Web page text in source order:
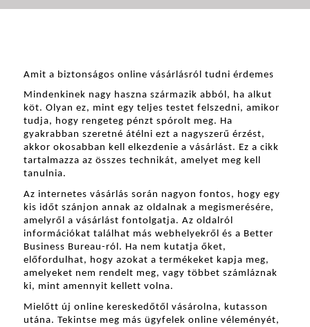
Amit a biztonságos online vásárlásról tudni érdemes
Mindenkinek nagy haszna származik abból, ha alkut
köt. Olyan ez, mint egy teljes testet felszedni, amikor
tudja, hogy rengeteg pénzt spórolt meg. Ha
gyakrabban szeretné átélni ezt a nagyszerű érzést,
akkor okosabban kell elkezdenie a vásárlást. Ez a cikk
tartalmazza az összes technikát, amelyet meg kell
tanulnia.
Az internetes vásárlás során nagyon fontos, hogy egy
kis időt szánjon annak az oldalnak a megismerésére,
amelyről a vásárlást fontolgatja. Az oldalról
információkat találhat más webhelyekről és a Better
Business Bureau-ról. Ha nem kutatja őket,
előfordulhat, hogy azokat a termékeket kapja meg,
amelyeket nem rendelt meg, vagy többet számláznak
ki, mint amennyit kellett volna.
Mielőtt új online kereskedőtől vásárolna, kutasson
utána. Tekintse meg más ügyfelek online véleményét,